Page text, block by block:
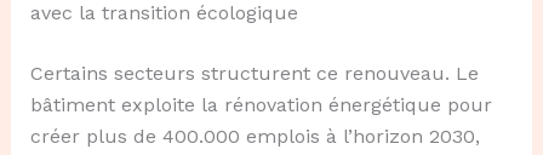
avec la transition écologique
Certains secteurs structurent ce renouveau. Le
bâtiment exploite la rénovation énergétique pour
créer plus de 400.000 emplois à l’horizon 2030,